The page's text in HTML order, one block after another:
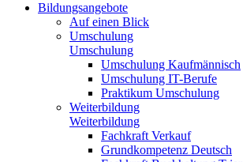
Bildungsangebote
Auf einen Blick
Umschulung
Umschulung
Umschulung Kaufmännisch
Umschulung IT-Berufe
Praktikum Umschulung
Weiterbildung
Weiterbildung
Fachkraft Verkauf
Grundkompetenz Deutsch